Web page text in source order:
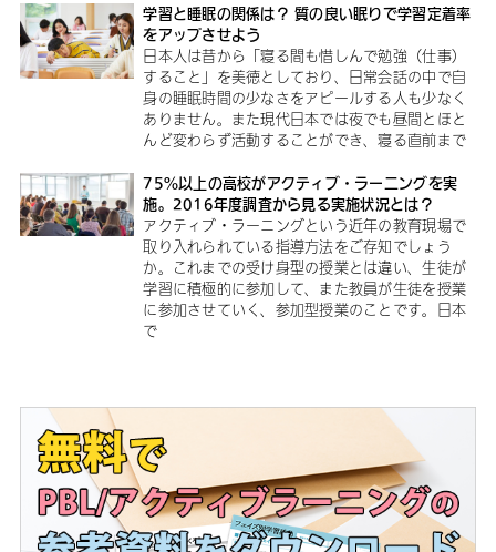
学習と睡眠の関係は？ 質の良い眠りで学習定着率
をアップさせよう
日本人は昔から「寝る間も惜しんで勉強（仕事）
すること」を美徳としており、日常会話の中で自
身の睡眠時間の少なさをアピールする人も少なく
ありません。また現代日本では夜でも昼間とほと
んど変わらず活動することができ、寝る直前まで
75%以上の高校がアクティブ・ラーニングを実
施。2016年度調査から見る実施状況とは？
アクティブ・ラーニングという近年の教育現場で
取り入れられている指導方法をご存知でしょう
か。これまでの受け身型の授業とは違い、生徒が
学習に積極的に参加して、また教員が生徒を授業
に参加させていく、参加型授業のことです。日本
で